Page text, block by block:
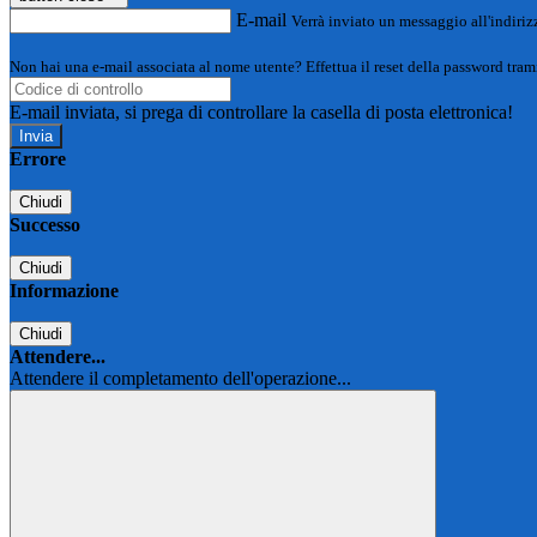
E-mail Verrà inviato un messaggio
Non hai una e-mail associata al nome utente? Effettua il reset della password
E-mail inviata, si prega di controllare la casella di posta elettronica!
Errore
Chiudi
Successo
Chiudi
Informazione
Chiudi
Attendere...
Attendere il completamento dell'operazione...